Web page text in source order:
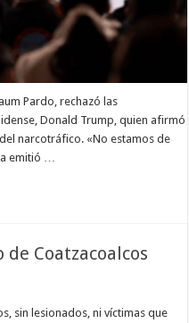
Pardo, rechazó las
Donald Trump, quien afirmó
narcotráfico. «No estamos de
emitió …
Coatzacoalcos
sin lesionados, ni víctimas que